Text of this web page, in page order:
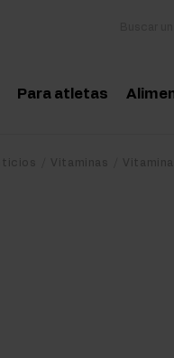
Para atletas
Vitaminas Vitamina